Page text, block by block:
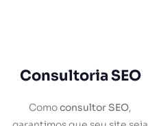
Consultoria SEO
Comoconsultor SEO,